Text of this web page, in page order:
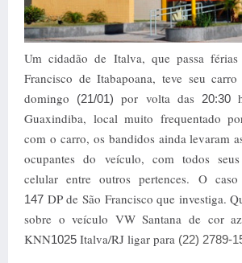
Um cidadão de Italva, que passa
Francisco de Itabapoana, teve seu
domingo
(21/01) por volta das 20:30
Guaxindiba, local muito frequentado
com o carro, os bandidos ainda levaram
ocupantes do veículo, com todos
celular entre outros pertences. O
147 DP de São Francisco que investiga.
sobre o veículo VW Santana de cor
KNN1025 Italva/RJ ligar para (22) 2789-